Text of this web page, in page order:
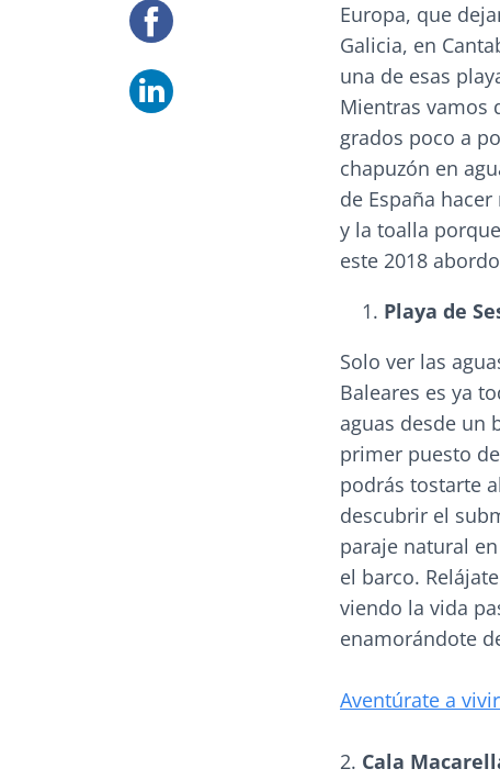
Europa, que
Galicia, en
una de esas
Mientras vamos
grados poco a
chapuzón en
de España
y la toalla
este 2018
Playa de
Solo ver las
Baleares es ya
aguas desde un
primer puesto
podrás tostarte
descubrir el
paraje natural
el barco.
viendo la vida
enamorándote
Aventúrate a
2. Cala